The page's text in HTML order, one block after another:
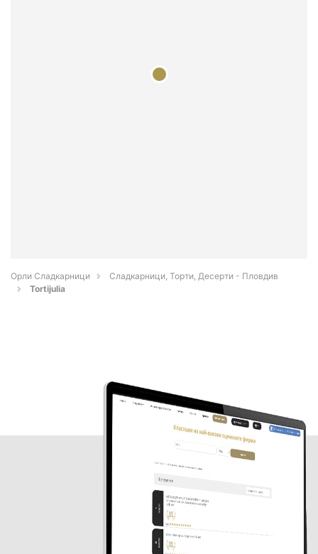
Орли Сладкарници
Сладкарници, Торти, Десерти - Пловдив
Tortijulia